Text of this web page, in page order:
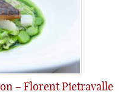
– Florent Pietravalle